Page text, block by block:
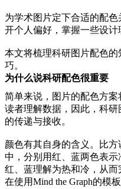
为学术图片定下合适的配
开个人偏好，掌握一些设计
本文将梳理科研图片配色
巧。
为什么说科研配色很重要
简单来说，图片的配色方
读者理解数据，因此，科
的传递与接收。
颜色有其自身的含义。比
中，分别用红、蓝两色表
红、蓝理解为热和冷，从
在使用Mind the Graph的模